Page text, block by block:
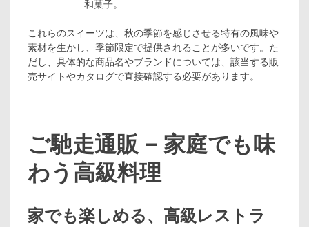
和菓子。
これらのスイーツは、秋の季節を感じさせる特有の風味や
素材を生かし、季節限定で提供されることが多いです。た
だし、具体的な商品名やブランドについては、該当する販
売サイトやカタログで直接確認する必要があります。
ご馳走通販 – 家庭でも味
わう高級料理
家でも楽しめる、高級レストラ